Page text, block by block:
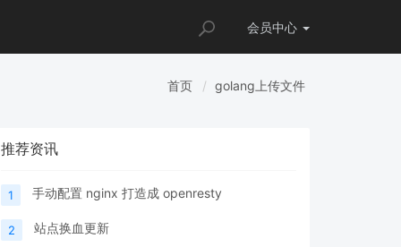
会员中心
首页 golang上传文件
推荐资讯
1 手动配置 nginx 打造成 openresty
2 站点换血更新